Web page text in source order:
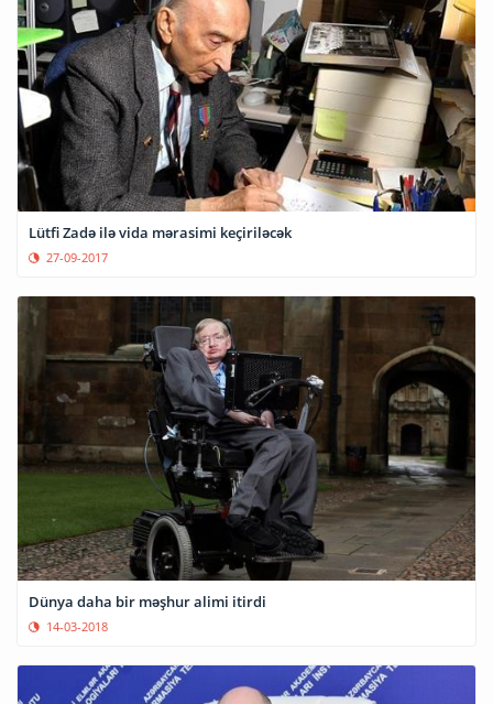
Lütfi Zadə ilə vida mərasimi keçiriləcək
27-09-2017
Dünya daha bir məşhur alimi itirdi
14-03-2018